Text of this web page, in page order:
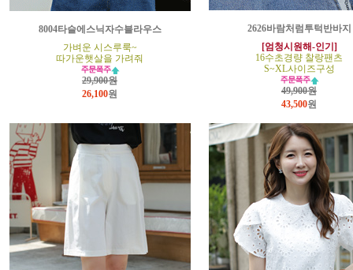
8004타슬에스닉자수블라우스
가벼운 시스루룩~
따가운햇살을 가려줘
29,900원
26,100원
2626바람처럼투턱반바지
[엄청시원해-인기]
16수초경량 찰랑팬츠
S~XL사이즈구성
49,900원
43,500원